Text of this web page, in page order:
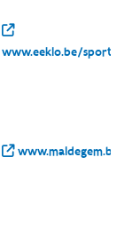
www.eeklo.be/sport/
www.maldegem.be/